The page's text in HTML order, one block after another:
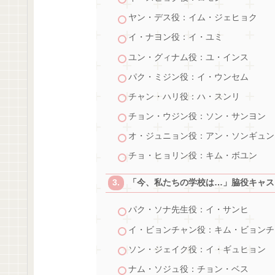
ヤン・デス役：イム・ジェヒョク
イ・ナヨン役：イ・ユミ
ユン・グィナム役：ユ・インス
パク・ミジン役：イ・ウンセム
チャン・ハリ役：ハ・スンリ
チョン・ウジン役：ソン・サンヨン
オ・ジュニョン役：アン・ソンギュン
チョ・ヒョリン役：キム・ボユン
「今、私たちの学校は…」脇役キャ
パク・ソナ先生役：イ・サンヒ
イ・ビョンチャン役：キム・ビョン
ソン・ジェイク役：イ・ギュヒョン
ナム・ソジュ役：チョン・ベス